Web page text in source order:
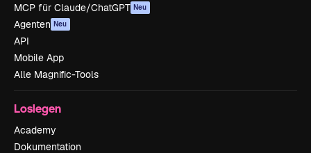
MCP für Claude/ChatGPT Neu
Agenten Neu
API
Mobile App
Alle Magnific-Tools
Loslegen
Academy
Dokumentation